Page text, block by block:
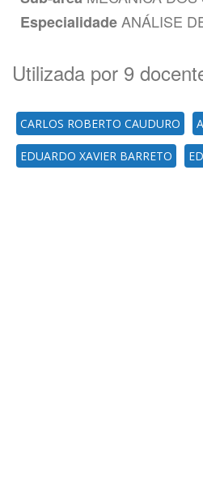
Especialidade ANÁLISE
Utilizada por 9
CARLOS ROBERTO CAUDURO
EDUARDO XAVIER BARRETO